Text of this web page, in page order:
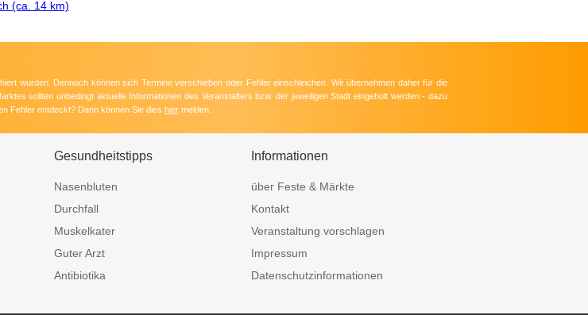
(ca. 14 km)
wurden. Dennoch können sich Termine verschieben oder Fehler einschleichen. Wir übernehmen daher für die
sollten unbedingt aktuelle Informationen des Veranstalters bzw. der jeweiligen Stadt eingeholt werden - dazu
Fehler entdeckt? Dann können Sie dies hier melden.
Gesundheitstipps
Nasenbluten
Durchfall
Muskelkater
Guter Arzt
Antibiotika
Informationen
über Feste & Märkte
Kontakt
Veranstaltung vorschlagen
Impressum
Datenschutzinformationen